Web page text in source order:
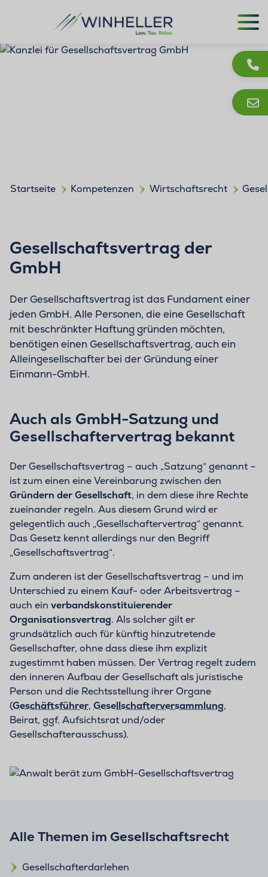
Startseite Kompetenzen Wirtschaftsrecht
Gesellschaftsvertrag der
GmbH
Der Gesellschaftsvertrag ist das Fundament einer
jeden GmbH. Alle Personen, die eine Gesellschaft
mit beschränkter Haftung gründen möchten,
benötigen einen Gesellschaftsvertrag, auch ein
Alleingesellschafter bei der Gründung einer
Einmann-GmbH.
Auch als GmbH-Satzung und
Gesellschaftervertrag bekannt
Der Gesellschaftsvertrag – auch „Satzung“ genannt –
ist zum einen eine Vereinbarung zwischen den
Gründern der Gesellschaft, in dem diese ihre Rechte
zueinander regeln. Aus diesem Grund wird er
gelegentlich auch „Gesellschaftervertrag“ genannt.
Das Gesetz kennt allerdings nur den Begriff
„Gesellschaftsvertrag“.
Zum anderen ist der Gesellschaftsvertrag – und im
Unterschied zu einem Kauf- oder Arbeitsvertrag –
auch ein verbandskonstituierender
Organisationsvertrag. Als solcher gilt er
grundsätzlich auch für künftig hinzutretende
Gesellschafter, ohne dass diese ihm explizit
zugestimmt haben müssen. Der Vertrag regelt zudem
den inneren Aufbau der Gesellschaft als juristische
Person und die Rechtsstellung ihrer Organe
(Geschäftsführer, Gesellschafterversammlung,
Beirat, ggf. Aufsichtsrat und/oder
Gesellschafterausschuss).
Alle Themen im Gesellschaftsrecht
Gesellschafterdarlehen